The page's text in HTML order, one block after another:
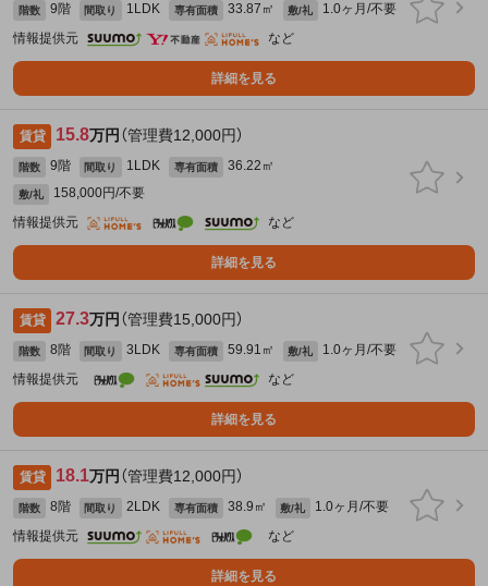
階数 9階 間取り 1LDK 専有面積 33.87㎡ 敷/礼
1.0ヶ月/不要
情報提供元
など
詳細を見る
賃貸 15.8万円 （管理費12,000円）
階数 9階 間取り 1LDK 専有面積 36.22㎡
敷/礼
158,000円/不要
情報提供元
など
詳細を見る
賃貸 27.3万円 （管理費15,000円）
階数 8階 間取り 3LDK 専有面積 59.91㎡ 敷/礼
1.0ヶ月/不要
情報提供元
など
詳細を見る
賃貸 18.1万円 （管理費12,000円）
階数 8階 間取り 2LDK 専有面積 38.9㎡ 敷/礼
1.0ヶ月/不要
情報提供元
など
詳細を見る